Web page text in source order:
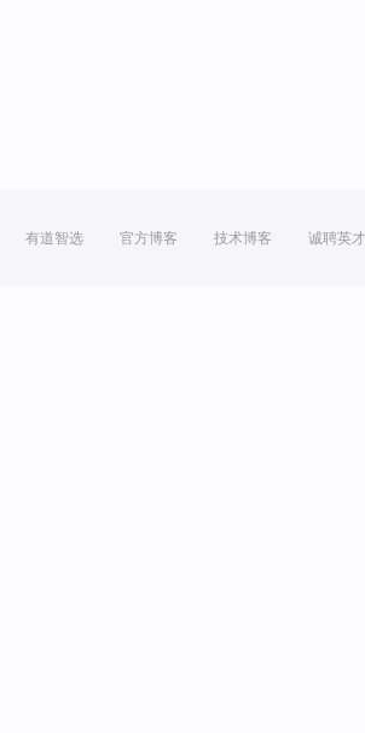
有道智选 官方博客 技术博客 诚聘英才